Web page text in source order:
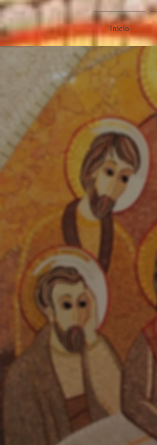
Inicio